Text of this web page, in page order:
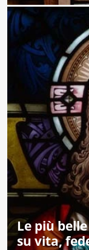
Le più
su vita,